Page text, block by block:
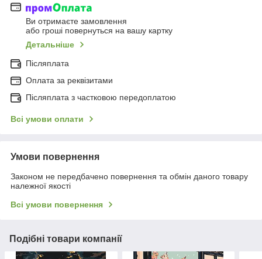
Ви отримаєте замовлення
або гроші повернуться на вашу картку
Детальніше
Післяплата
Оплата за реквізитами
Післяплата з частковою передоплатою
Всі умови оплати
Умови повернення
Законом не передбачено повернення та обмін даного товару
належної якості
Всі умови повернення
Подібні товари компанії